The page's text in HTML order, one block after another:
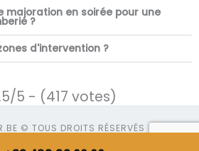
majoration en soirée pour une
?
d'intervention ?
5 - (417 votes)
© TOUS DROITS RÉSERVÉS